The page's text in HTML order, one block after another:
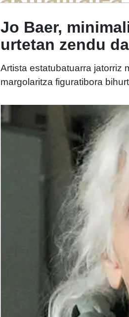
Jo Baer,
urtetan zendu da
Artista estatubatuarra jatorriz
margolaritza figuratibora